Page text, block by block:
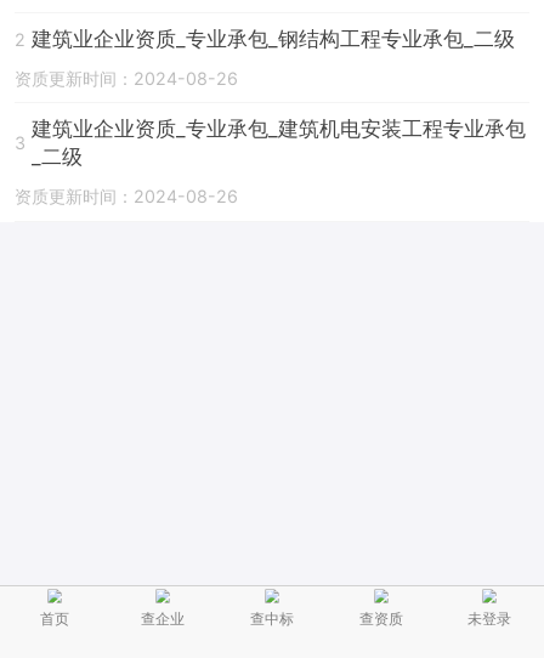
2 建筑业企业资质_专业承包_钢结构工程专业承包_二级
资质更新时间：2024-08-26
3
建筑业企业资质_专业承包_建筑机电安装工程专业承包
_二级
资质更新时间：2024-08-26
首页 查企业 查中标 查资质 未登录